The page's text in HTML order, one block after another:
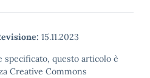
15.11.2023
specificato, questo articolo è
Creative Commons